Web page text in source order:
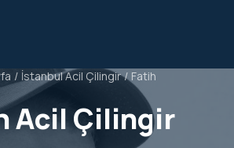
/ İstanbul Acil Çilingir / Fatih
Acil Çilingir